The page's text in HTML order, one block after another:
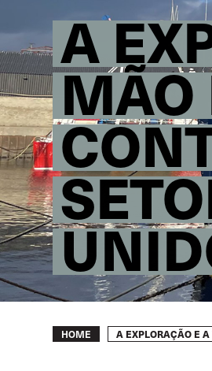
A
MÃO
Breadcrumb
HOME A EXPLORAÇÃO E